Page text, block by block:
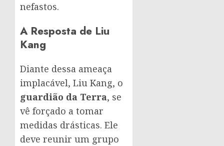
nefastos.
A Resposta de Liu
Kang
Diante dessa ameaça
implacável, Liu Kang, o
guardião da Terra, se
vê forçado a tomar
medidas drásticas. Ele
deve reunir um grupo